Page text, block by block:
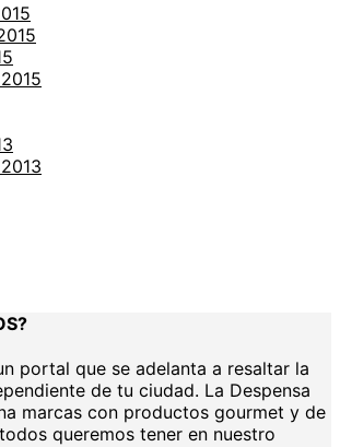
portal que se adelanta a resaltar la
de tu ciudad. La Despensa
marcas con productos gourmet y de
queremos tener en nuestro